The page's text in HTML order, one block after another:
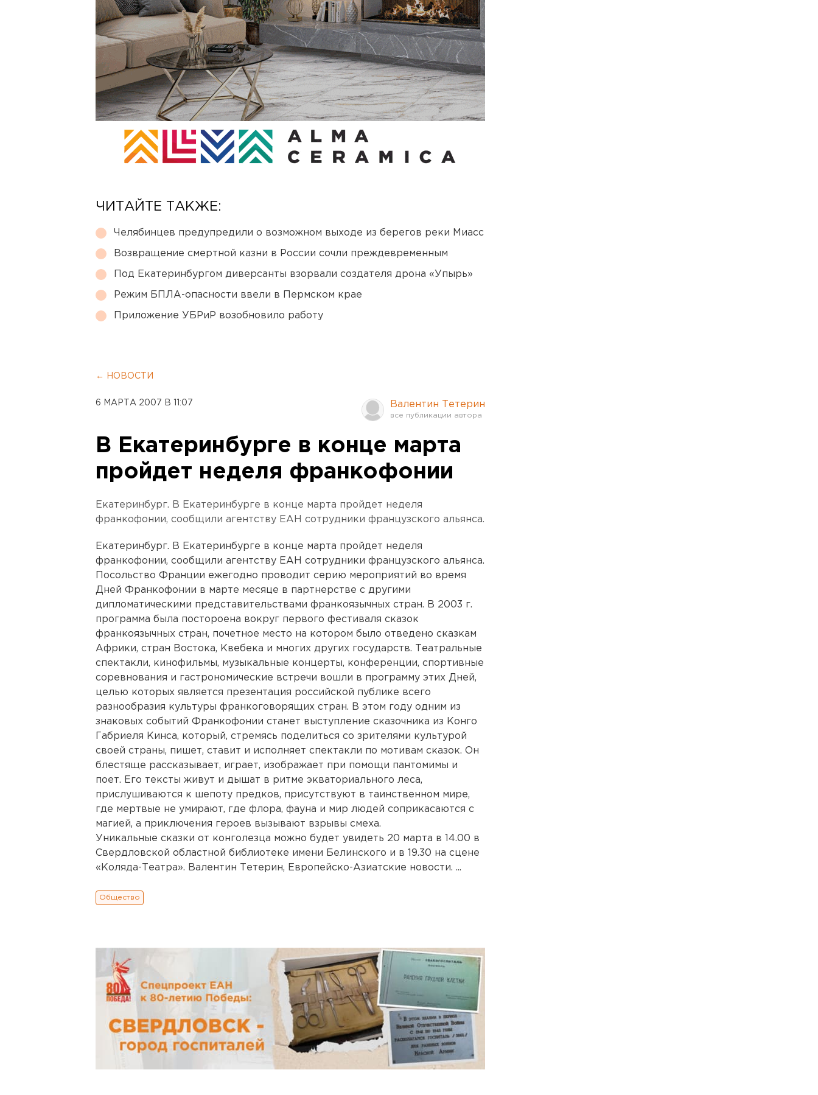
ЧИТАЙТЕ ТАКЖЕ:
Челябинцев предупредили о возможном выходе из берегов реки Миасс
Возвращение смертной казни в России сочли преждевременным
Под Екатеринбургом диверсанты взорвали создателя дрона «Упырь»
Режим БПЛА-опасности ввели в Пермском крае
Приложение УБРиР возобновило работу
← НОВОСТИ
6 МАРТА 2007 В 11:07 Валентин Тетерин
В Екатеринбурге в конце марта
пройдет неделя франкофонии
Екатеринбург. В Екатеринбурге в конце марта пройдет неделя
франкофонии, сообщили агентству ЕАН сотрудники французского альянса.
Екатеринбург. В Екатеринбурге в конце марта пройдет неделя
франкофонии, сообщили агентству ЕАН сотрудники французского альянса.
Посольство Франции ежегодно проводит серию мероприятий во время
Дней Франкофонии в марте месяце в партнерстве с другими
дипломатическими представительствами франкоязычных стран. В 2003 г.
программа была постороена вокруг первого фестиваля сказок
франкоязычных стран, почетное место на котором было отведено сказкам
Африки, стран Востока, Квебека и многих других государств. Театральные
спектакли, кинофильмы, музыкальные концерты, конференции, спортивные
соревнования и гастрономические встречи вошли в программу этих Дней,
целью которых является презентация российской публике всего
разнообразия культуры франкоговорящих стран. В этом году одним из
знаковых событий Франкофонии станет выступление сказочника из Конго
Габриеля Кинса, который, стремясь поделиться со зрителями культурой
своей страны, пишет, ставит и исполняет спектакли по мотивам сказок. Он
блестяще рассказывает, играет, изображает при помощи пантомимы и
поет. Его тексты живут и дышат в ритме экваториального леса,
прислушиваются к шепоту предков, присутствуют в таинственном мире,
где мертвые не умирают, где флора, фауна и мир людей соприкасаются с
магией, а приключения героев вызывают взрывы смеха.
Уникальные сказки от конголезца можно будет увидеть 20 марта в 14.00 в
Свердловской областной библиотеке имени Белинского и в 19.30 на сцене
«Коляда-Театра». Валентин Тетерин, Европейско-Азиатские новости. ...
Общество